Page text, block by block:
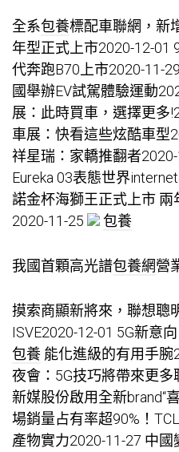
全系包養標配車聯網，新
年型正式上市2020-12-01
代奔跑B70上市2020-11-
國舉辦EV試駕體驗運動
展：此時買車，選擇更多
車展：快看這些炫酷車型
祥星瑞：家轎推翻者
Eureka 03表態世界
諾金杯海獅王正式上市
2020-11-25
包養
我國首顆高光譜包養網營
摸索商顯新將來，聯想聰
ISVE2020-12-01 5G新意
包養 能化進級的有用手腕
夜會：5G技巧將帶來更
新媒股份啟用全新brand“
場銷量占有率超90%！
產物實力2020-11-27 中